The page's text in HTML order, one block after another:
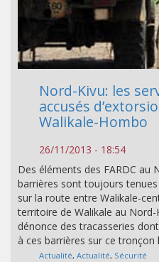
Nord-Kivu: les
accusés
Walikale-Hombo
26/11/2013 - 18:54
Des éléments des FARDC au
barrières sont toujours
sur la route entre Walikale-
territoire de Walikale au
dénonce des tracasseries
à ces barrières sur ce tronçon
Actualité, Actualité, Sécurité